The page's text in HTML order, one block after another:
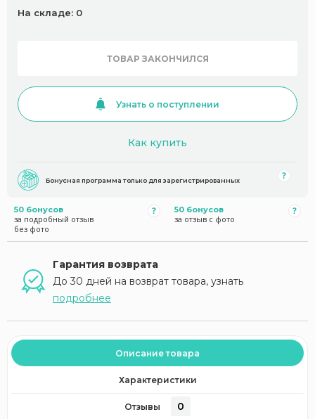
На складе: 0
ТОВАР ЗАКОНЧИЛСЯ
Узнать о поступлении
Как купить
Бонусная программа только для зарегистрированных
50 бонусов
за подробный отзыв
без фото
50 бонусов
за отзыв с фото
Гарантия возврата
До 30 дней на возврат товара, узнать
подробнее
Описание товара
Характеристики
Отзывы 0